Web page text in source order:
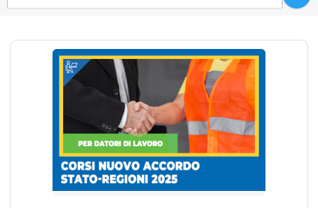
Mentoring per una
comunicazione
efficace sulla
sicurezza aziendale
Nuovo accordo stato
regioni 2025 corso
formatori
videoconferenza fad